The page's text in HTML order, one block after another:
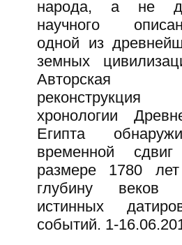
народа, а не
научного
одной из
земных
Авторская
реконструкция
хронологии
Египта
временной
размере 1780
глубину веков
истинных
событий. 1-